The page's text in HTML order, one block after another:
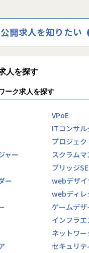
開求人を知りたい
人を探す
ーク求人を探す
VPoE
ITコンサル
プロジェ
ャー
スクラム
ブリッジSE
ー
webデザイ
webディレ
ゲームデザ
インフラ
ネットワ
セキュリテ